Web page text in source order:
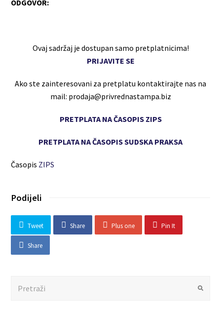
ODGOVOR:
Ovaj sadržaj je dostupan samo pretplatnicima!
PRIJAVITE SE
Ako ste zainteresovani za pretplatu kontaktirajte nas na
mail: prodaja@privrednastampa.biz
PRETPLATA NA ČASOPIS ZIPS
PRETPLATA NA ČASOPIS SUDSKA PRAKSA
Časopis ZIPS
Podijeli
Tweet Share Plus one Pin It
Share
Submit